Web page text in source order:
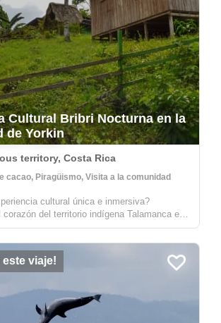
Cultural Bribri Nocturna en la
de Yorkin
territory, Costa Rica
cacao, Piragüismo, Visita a la comunidad
cultural única e inmersiva?
del territorio indígena Talamanca en
Yorkin. Saliendo del pueblo de Bambú,
este viaje!